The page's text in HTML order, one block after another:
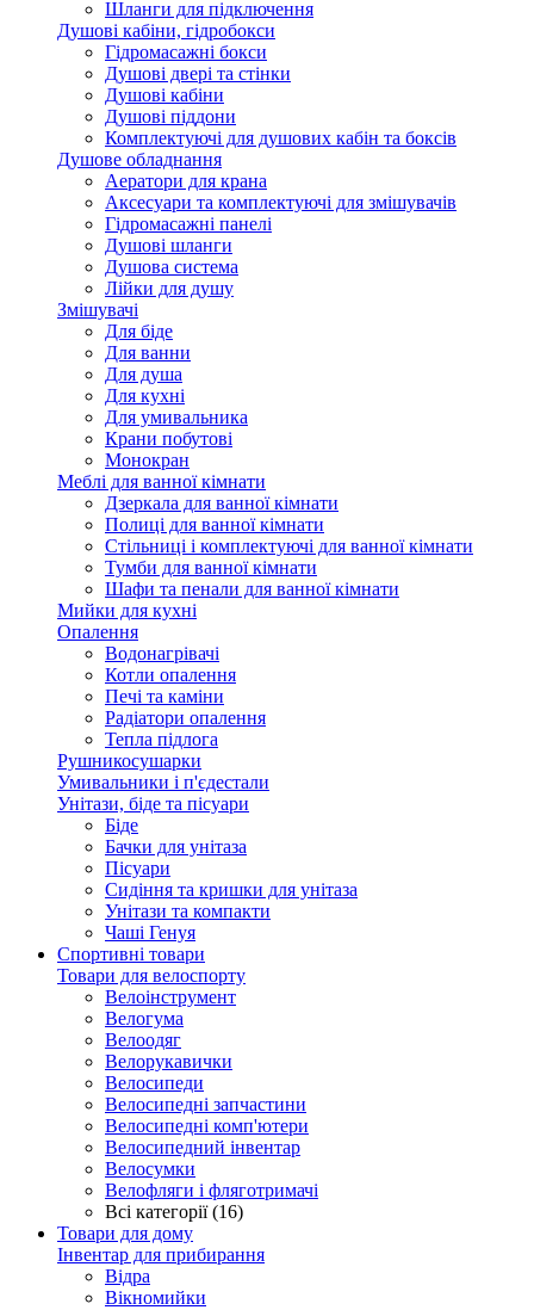
Шланги для підключення
Душові кабіни, гідробокси
Гідромасажні бокси
Душові двері та стінки
Душові кабіни
Душові піддони
Комплектуючі для душових кабін та боксів
Душове обладнання
Аератори для крана
Аксесуари та комплектуючі для змішувачів
Гідромасажні панелі
Душові шланги
Душова система
Лійки для душу
Змішувачі
Для біде
Для ванни
Для душа
Для кухні
Для умивальника
Крани побутові
Монокран
Меблі для ванної кімнати
Дзеркала для ванної кімнати
Полиці для ванної кімнати
Стільниці і комплектуючі для ванної кімнати
Тумби для ванної кімнати
Шафи та пенали для ванної кімнати
Мийки для кухні
Опалення
Водонагрівачі
Котли опалення
Печі та каміни
Радіатори опалення
Тепла підлога
Рушникосушарки
Умивальники і п'єдестали
Унітази, біде та пісуари
Біде
Бачки для унітаза
Пісуари
Сидіння та кришки для унітаза
Унітази та компакти
Чаші Генуя
Спортивні товари
Товари для велоспорту
Велоінструмент
Велогума
Велоодяг
Велорукавички
Велосипеди
Велосипедні запчастини
Велосипедні комп'ютери
Велосипедний інвентар
Велосумки
Велофляги і фляготримачі
Всі категорії (16)
Товари для дому
Інвентар для прибирання
Відра
Вікномийки